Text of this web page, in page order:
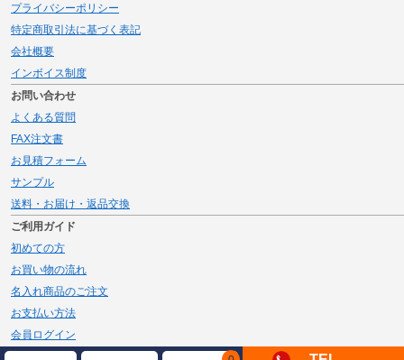
プライバシーポリシー
特定商取引法に基づく表記
会社概要
インボイス制度
お問い合わせ
よくある質問
FAX注文書
お見積フォーム
サンプル
送料・お届け・返品交換
ご利用ガイド
初めての方
お買い物の流れ
名入れ商品のご注文
お支払い方法
会員ログイン
メルマガ登録